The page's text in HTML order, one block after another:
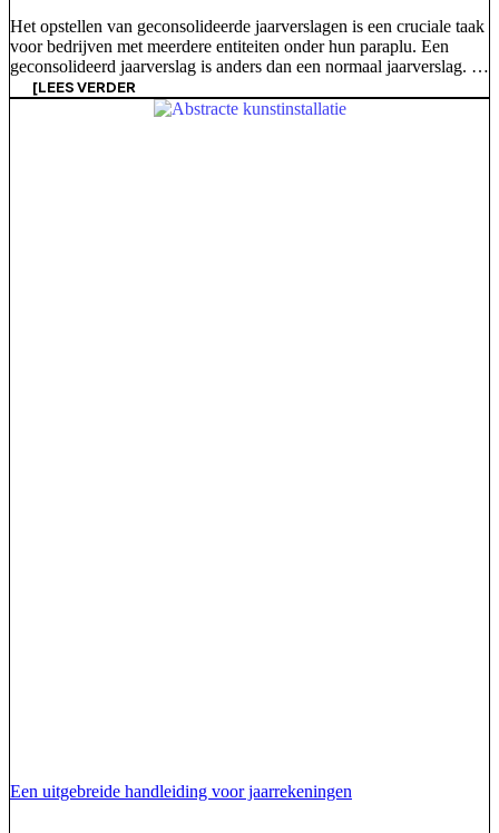
Het opstellen van geconsolideerde jaarverslagen is een cruciale taak
voor bedrijven met meerdere entiteiten onder hun paraplu. Een
geconsolideerd jaarverslag is anders dan een normaal jaarverslag. In
een geconsolideerde versie worden de financiële prestaties van een
moedermaatschappij en haar dochterondernemingen gecombineerd,
[LEES VERDER
Een uitgebreide handleiding voor jaarrekeningen